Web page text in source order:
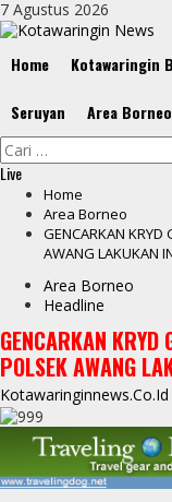
Skip
to
7 Agustus 2026
Menu
Home Kotawaringin
Seruyan Area Borneo
Cari
untuk:
Live
Home
Area Borneo
GENCARKAN KRYD
AWANG LAKUKAN
Area Borneo
Headline
GENCARKAN KRYD
POLSEK AWANG
Kotawaringinnews.co.id